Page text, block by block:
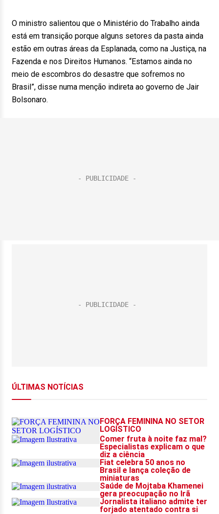
O ministro salientou que o Ministério do Trabalho ainda
está em transição porque alguns setores da pasta ainda
estão em outras áreas da Esplanada, como na Justiça, na
Fazenda e nos Direitos Humanos. “Estamos ainda no
meio de escombros do desastre que sofremos no
Brasil”, disse numa menção indireta ao governo de Jair
Bolsonaro.